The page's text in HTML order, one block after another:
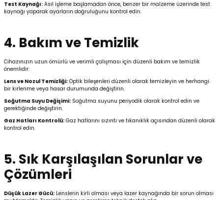
Test Kaynağı: Asıl işleme başlamadan önce, benzer bir malzeme üzerinde test
kaynağı yaparak ayarların doğruluğunu kontrol edin.
4. Bakım ve Temizlik
Cihazınızın uzun ömürlü ve verimli çalışması için düzenli bakım ve temizlik
önemlidir:
Lens ve Nozul Temizliği: Optik bileşenleri düzenli olarak temizleyin ve herhangi
bir kirlenme veya hasar durumunda değiştirin.
Soğutma Suyu Değişimi: Soğutma suyunu periyodik olarak kontrol edin ve
gerektiğinde değiştirin.
Gaz Hatları Kontrolü: Gaz hatlarını sızıntı ve tıkanıklık açısından düzenli olarak
kontrol edin.
5. Sık Karşılaşılan Sorunlar ve
Çözümleri
Düşük Lazer Gücü: Lenslerin kirli olması veya lazer kaynağında bir sorun olması